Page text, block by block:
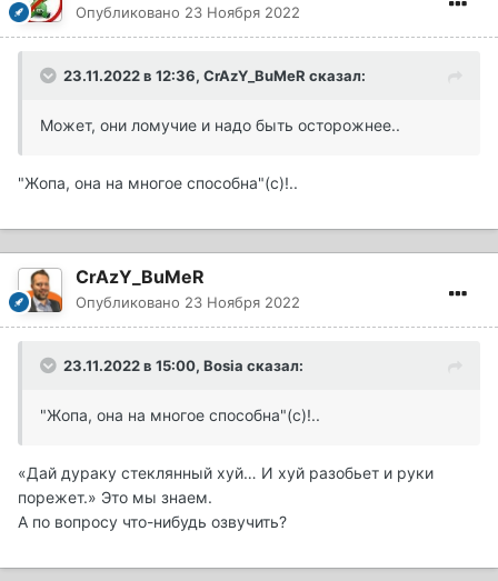
Опубликовано 23 Ноября 2022
23.11.2022 в 12:36, CrAzY_BuMeR сказал:
Может, они ломучие и надо быть осторожнее..
"Жопа, она на многое способна"(с)!..
CrAzY_BuMeR
Опубликовано 23 Ноября 2022
23.11.2022 в 15:00, Bosia сказал:
"Жопа, она на многое способна"(с)!..
«Дай дураку стеклянный хуй… И хуй разобьет и руки
порежет.» Это мы знаем.
А по вопросу что-нибудь озвучить?